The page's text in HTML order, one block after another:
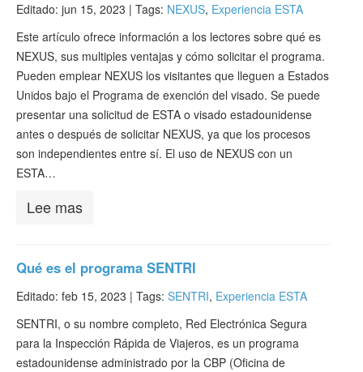
VWP
Verificar ESTA
ESTA Información
Contacto
Editado: jun 15, 2023 | Tags: NEXUS, Experiencia ESTA
Este artículo ofrece información a los lectores sobre qué es
NEXUS, sus multiples ventajas y cómo solicitar el programa.
Pueden emplear NEXUS los visitantes que lleguen a Estados
Unidos bajo el Programa de exención del visado. Se puede
presentar una solicitud de ESTA o visado estadounidense
antes o después de solicitar NEXUS, ya que los procesos
son independientes entre sí. El uso de NEXUS con un
ESTA…
Lee mas
Qué es el programa SENTRI
Editado: feb 15, 2023 | Tags: SENTRI, Experiencia ESTA
SENTRI, o su nombre completo, Red Electrónica Segura
para la Inspección Rápida de Viajeros, es un programa
estadounidense administrado por la CBP (Oficina de